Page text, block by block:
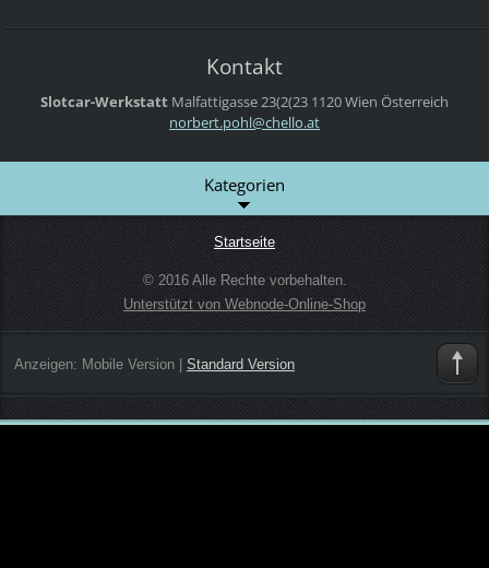
Kontakt
Slotcar-Werkstatt Malfattigasse 23(2(23 1120 Wien Österreich
norbert.pohl@chello.at
Kategorien
Startseite
© 2016 Alle Rechte vorbehalten.
Unterstützt von Webnode-Online-Shop
Anzeigen: Mobile Version| Standard Version